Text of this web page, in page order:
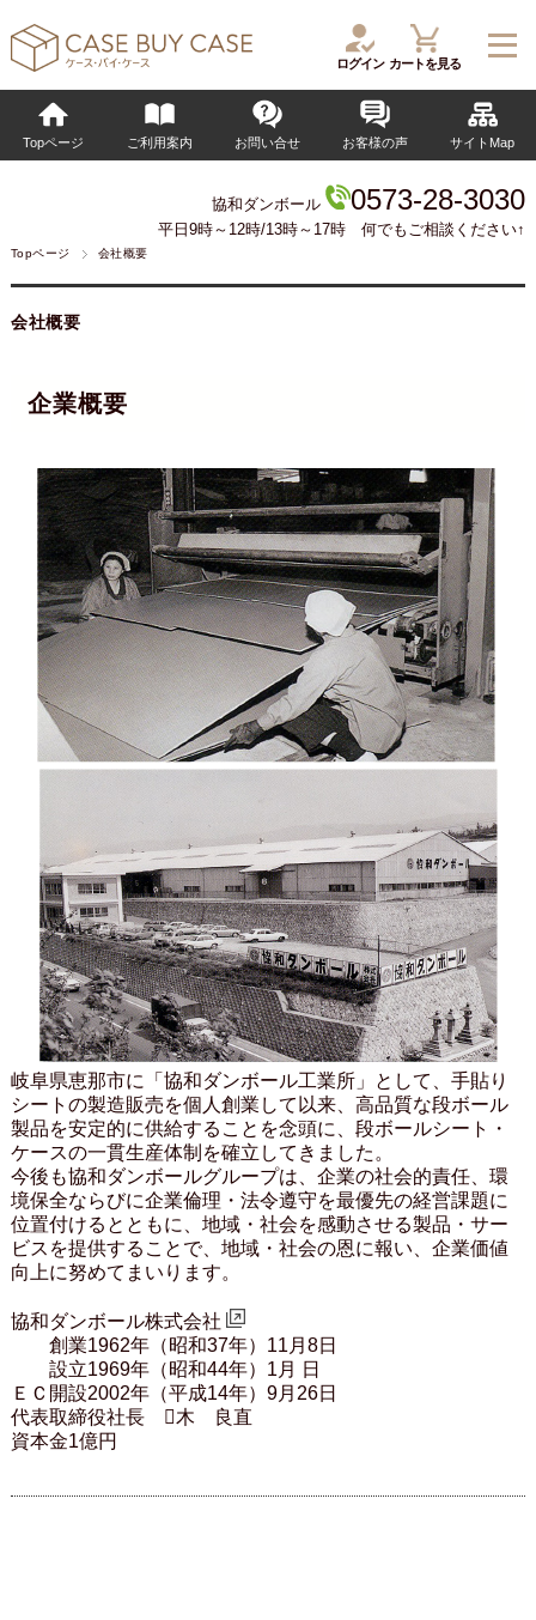
ログイン カートを見る
Topページ ご利用案内 お問い合せ お客様の声 サイトMap
協和ダンボール 0573-28-3030
平日9時～12時/13時～17時 何でもご相談ください↑
Topページ 会社概要
会社概要
企業概要
岐阜県恵那市に「協和ダンボール工業所」として、手貼り
シートの製造販売を個人創業して以来、高品質な段ボール
製品を安定的に供給することを念頭に、段ボールシート・
ケースの一貫生産体制を確立してきました。
今後も協和ダンボールグループは、企業の社会的責任、環
境保全ならびに企業倫理・法令遵守を最優先の経営課題に
位置付けるとともに、地域・社会を感動させる製品・サー
ビスを提供することで、地域・社会の恩に報い、企業価値
向上に努めてまいります。
協和ダンボール株式会社
創業1962年（昭和37年）11月8日
設立1969年（昭和44年）1月 日
ＥＣ開設2002年（平成14年）9月26日
代表取締役社長 木 良直
資本金1億円